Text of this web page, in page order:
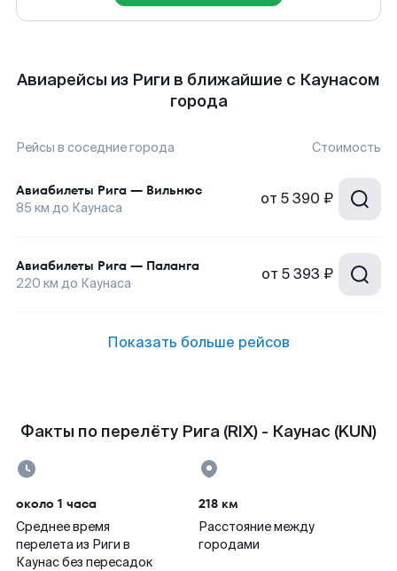
Авиарейсы из Риги в ближайшие с Каунасом
города
Рейсы в соседние города Стоимость
Авиабилеты Рига — Вильнюс
85 км до Каунаса от 5 390 ₽
Авиабилеты Рига — Паланга
220 км до Каунаса от 5 393 ₽
Показать больше рейсов
Факты по перелёту Рига (RIX) - Каунас (KUN)
около 1 часа
Среднее время
перелета из Риги в
Каунас без пересадок
218 км
Расстояние между
городами